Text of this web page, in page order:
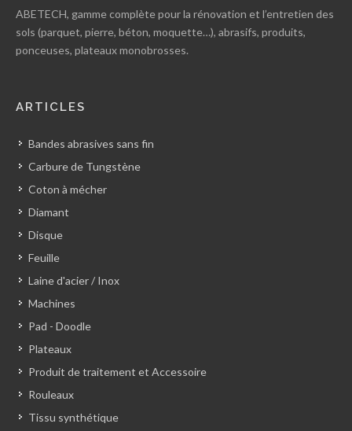
ABETECH, gamme complète pour la rénovation et l’entretien des
sols (parquet, pierre, béton, moquette…), abrasifs, produits,
ponceuses, plateaux monobrosses.
ARTICLES
Bandes abrasives sans fin
Carbure de Tungstène
Coton à mécher
Diamant
Disque
Feuille
Laine d'acier / Inox
Machines
Pad - Doodle
Plateaux
Produit de traitement et Accessoire
Rouleaux
Tissu synthétique